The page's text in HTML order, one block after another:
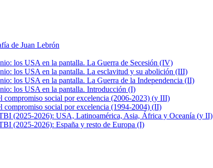
de Juan Lebrón
los USA en la pantalla. La Guerra de Secesión (IV)
los USA en la pantalla. La esclavitud y su abolición (III)
los USA en la pantalla. La Guerra de la Independencia (II)
los USA en la pantalla. Introducción (I)
compromiso social por excelencia (2006-2023) (y III)
compromiso social por excelencia (1994-2004) (II)
(2025-2026): USA, Latinoamérica, Asia, África y Oceanía (y II)
(2025-2026): España y resto de Europa (I)